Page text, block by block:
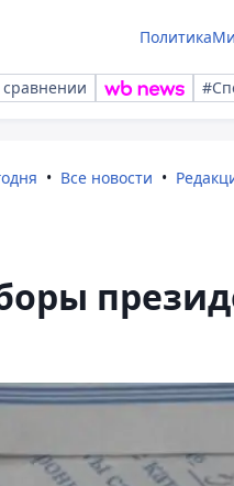
Политика
сравнении
Все новости